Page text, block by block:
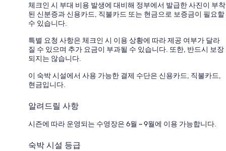
체크인 시 부대 비용 발생에 대비해 정부에서 발급한 사진이 부착
된 신분증과 신용카드, 직불카드 또는 현금으로 보증금이 필요할
수 있습니다.
특별 요청 사항은 체크인 시 이용 상황에 따라 제공 여부가 달라
질 수 있으며 추가 요금이 부과될 수 있습니다. 또한, 반드시 보장
되지는 않습니다.
이 숙박 시설에서 사용 가능한 결제 수단은 신용카드, 직불카드,
현금입니다.
알려드릴 사항
시즌에 따라 운영되는 수영장은 6월 ~ 9월에 이용 가능합니다.
숙박 시설 등급